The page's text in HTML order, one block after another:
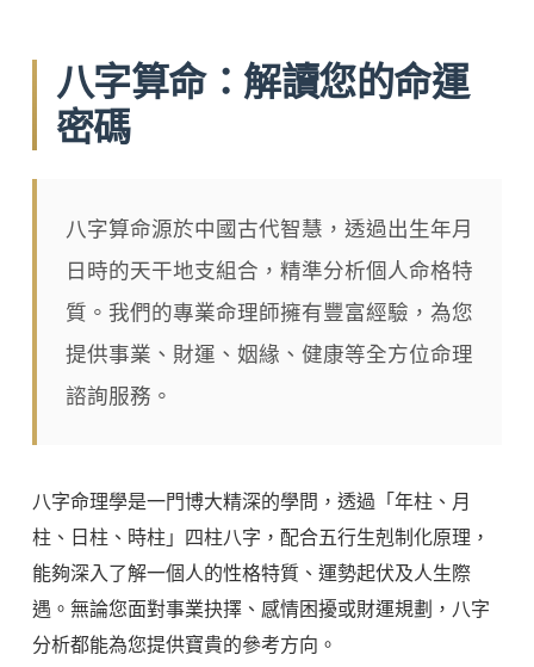
八字算命：解讀您的命運
密碼
八字算命源於中國古代智慧，透過出生年月
日時的天干地支組合，精準分析個人命格特
質。我們的專業命理師擁有豐富經驗，為您
提供事業、財運、姻緣、健康等全方位命理
諮詢服務。
八字命理學是一門博大精深的學問，透過「年柱、月
柱、日柱、時柱」四柱八字，配合五行生剋制化原理，
能夠深入了解一個人的性格特質、運勢起伏及人生際
遇。無論您面對事業抉擇、感情困擾或財運規劃，八字
分析都能為您提供寶貴的參考方向。